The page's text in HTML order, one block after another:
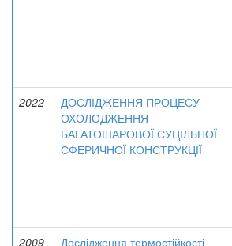
2022
ДОСЛІДЖЕННЯ ПРОЦЕСУ
ОХОЛОДЖЕННЯ
БАГАТОШАРОВОЇ СУЦІЛЬНОЇ
СФЕРИЧНОЇ КОНСТРУКЦІЇ
2009
Дослідження термостійкості